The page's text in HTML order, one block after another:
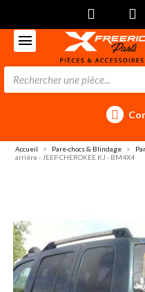
Accueil Pare-chocs & Blindage
arrière - JEEP CHEROKEE KJ - BM4X4